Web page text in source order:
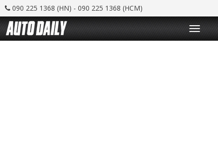
090 225 1368 (HN) - 090 225 1368 (HCM)
T
o
g